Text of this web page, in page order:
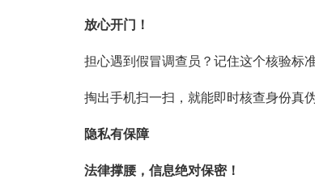
放心开门！
担心遇到假冒调查员？记住这个核验标
掏出手机扫一扫，就能即时核查身份真
隐私有保障
法律撑腰，信息绝对保密！